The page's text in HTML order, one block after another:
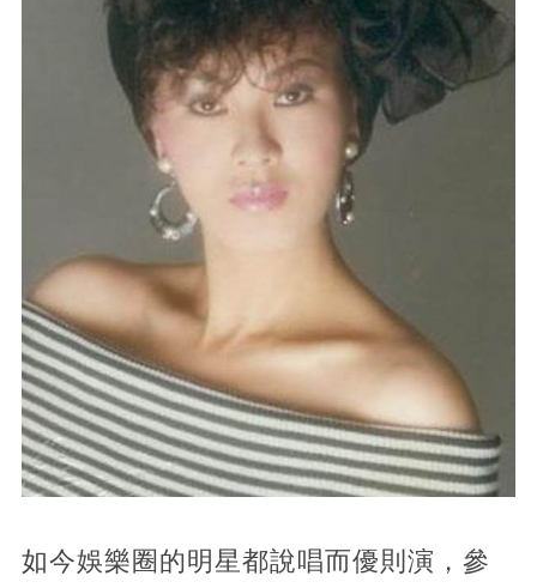
如今娛樂圈的明星都說唱而優則演，參